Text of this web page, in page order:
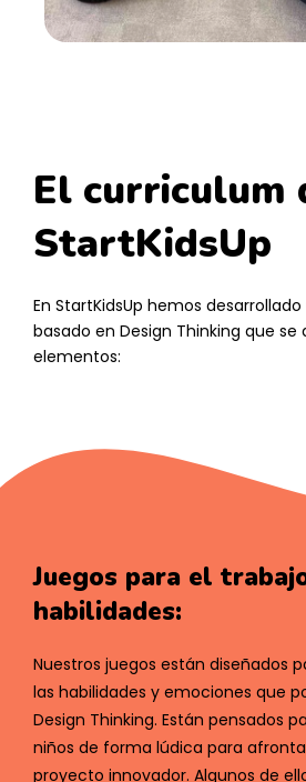
El curriculum
StartKidsUp
En StartKidsUp hemos
basado en Design Thinking que
elementos:
Juegos para el
habilidades:
Nuestros juegos están diseñados
las habilidades y emociones que
Design Thinking. Están pensados
niños de forma lúdica para
proyecto innovador. Algunos de